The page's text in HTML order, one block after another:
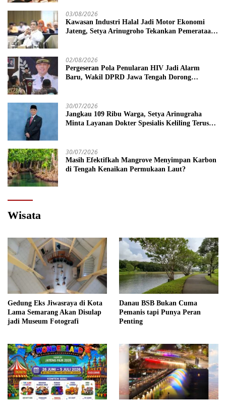
03/08/2026
Kawasan Industri Halal Jadi Motor Ekonomi
Jateng, Setya Arinugroho Tekankan Pemerataan
02/08/2026
Pergeseran Pola Penularan HIV Jadi Alarm
Baru, Wakil DPRD Jawa Tengah Dorong
30/07/2026
Jangkau 109 Ribu Warga, Setya Arinugraha
Minta Layanan Dokter Spesialis Keliling Terus
30/07/2026
Masih Efektifkah Mangrove Menyimpan Karbon
di Tengah Kenaikan Permukaan Laut?
Wisata
Gedung Eks Jiwasraya di Kota
Lama Semarang Akan Disulap
jadi Museum Fotografi
Danau BSB Bukan Cuma
Pemanis tapi Punya Peran
Penting